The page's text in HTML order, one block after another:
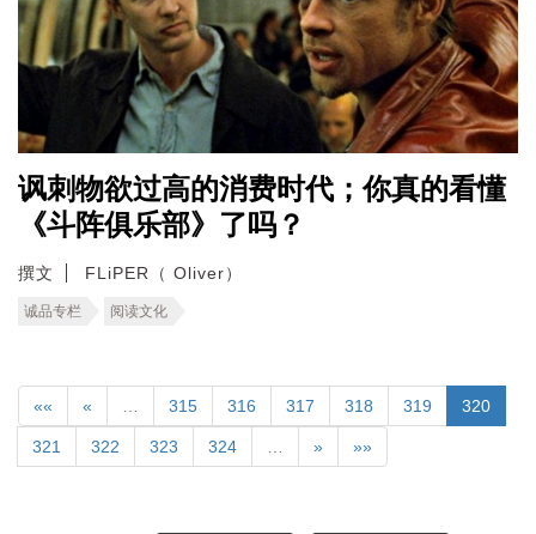
讽刺物欲过高的消费时代；你真的看懂
《斗阵俱乐部》了吗？
撰文 FLiPER（ Oliver）
诚品专栏 阅读文化
«« « 315 316 317 318 319 320
321 322 323 324 » »»